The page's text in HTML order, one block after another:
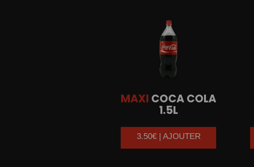
MAXI COCA COLA
1.5L
3.50€ | AJOUTER